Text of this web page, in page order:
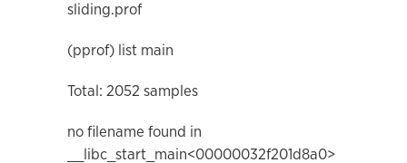
sliding.prof
(pprof) list main
Total: 2052 samples
no filename found in
__libc_start_main<00000032f201d8a0>